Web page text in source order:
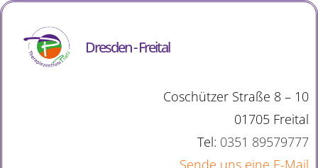
Dresden - Freital
Coschützer Straße 8 – 10
01705 Freital
Tel: 0351 89579777
Sende uns eine E-Mail